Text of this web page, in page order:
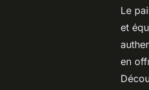
de mie
le
Le
et
en